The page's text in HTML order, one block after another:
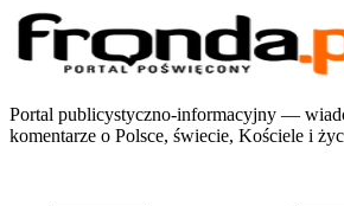
Portal publicystyczno-informacyjny —
komentarze o Polsce, świecie, Kościele i